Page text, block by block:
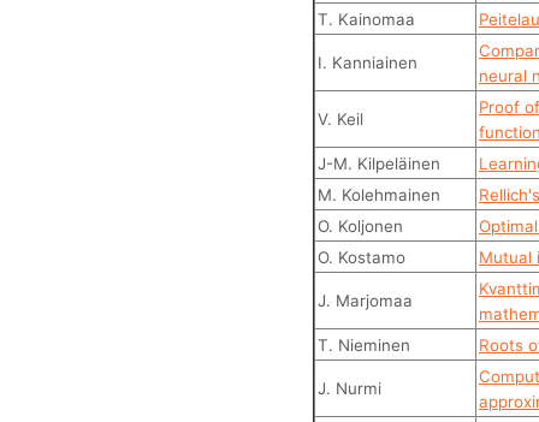
T. Kainomaa
I. Kanniainen
neural
V. Keil
Proof
J-M. Kilpeläinen
M. Kolehmainen
O. Koljonen
O. Kostamo
Mutual
J. Marjomaa
T. Nieminen
Roots
J. Nurmi